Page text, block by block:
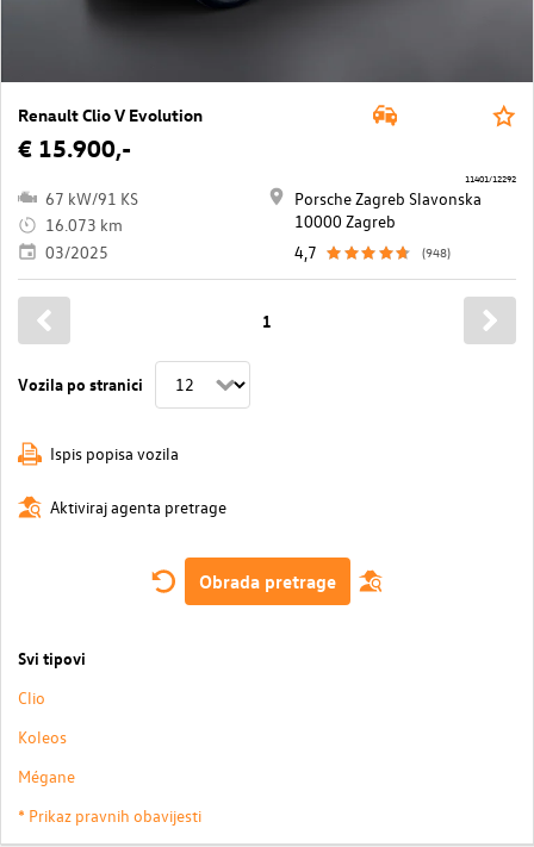
Renault Clio V Evolution
€ 15.900,-
67 kW/91 KS
16.073 km
03/2025
Porsche Zagreb Slavonska
10000 Zagreb
4,7
(948)
11401/12292
Vozila po stranici
1
Ispis popisa vozila
Aktiviraj agenta pretrage
Obrada pretrage
Svi tipovi
Clio
Koleos
Mégane
* Prikaz pravnih obavijesti